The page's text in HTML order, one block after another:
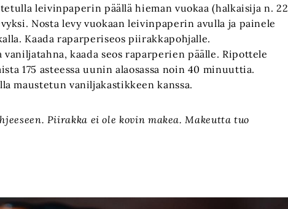
leivinpaperin päällä hieman vuokaa (halkaisija n. 22
Nosta levy vuokaan leivinpaperin avulla ja painele
Kaada raparperiseos piirakkapohjalle.
vaniljatahna, kaada seos raparperien päälle. Ripottele
175 asteessa uunin alaosassa noin 40 minuuttia.
maustetun vaniljakastikkeen kanssa.
Piirakka ei ole kovin makea. Makeutta tuo